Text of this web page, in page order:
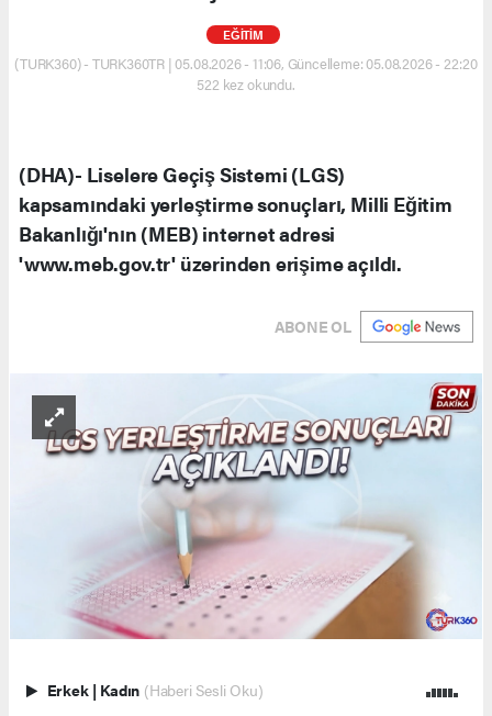
EĞİTİM
(TURK360) - TURK360TR | 05.08.2026 - 11:06, Güncelleme: 05.08.2026 - 22:20
522 kez okundu.
(DHA)- Liselere Geçiş Sistemi (LGS)
kapsamındaki yerleştirme sonuçları, Milli Eğitim
Bakanlığı'nın (MEB) internet adresi
'www.meb.gov.tr' üzerinden erişime açıldı.
ABONE OL
Erkek | Kadın (Haberi Sesli Oku)